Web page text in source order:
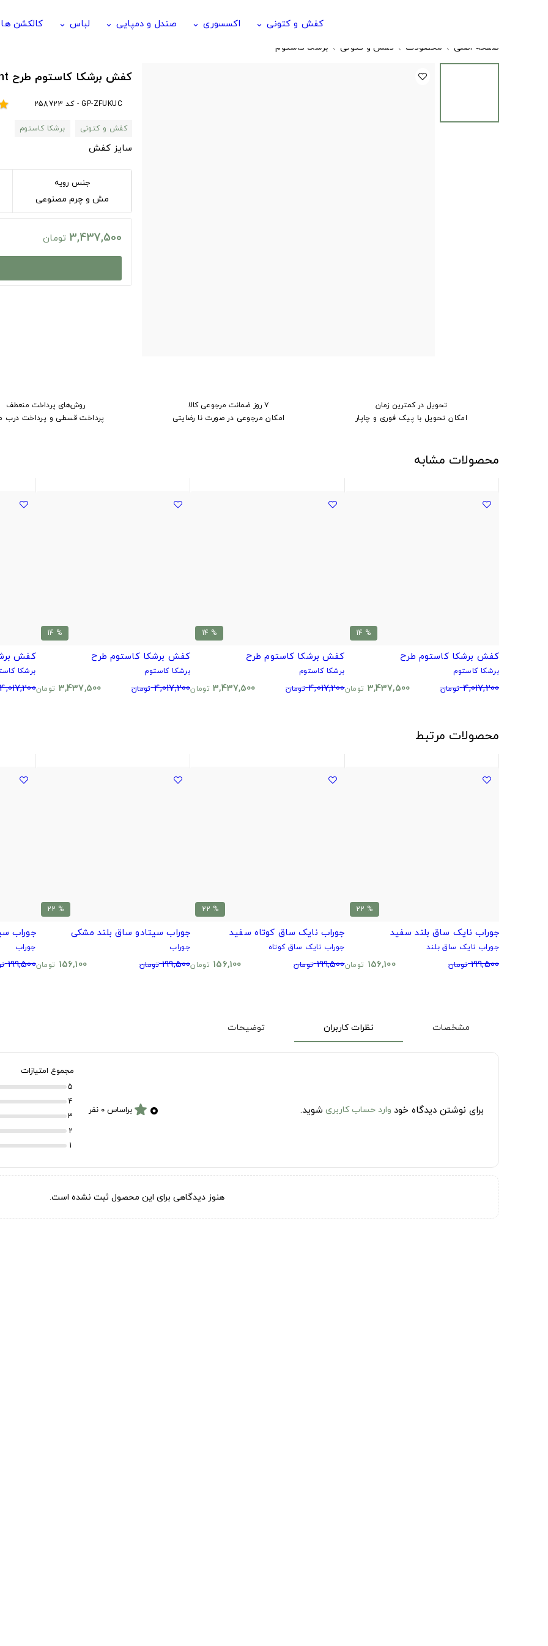
کفش و کتونی keyboard_arrow_down اکسسوری keyboard_arrow_down صندل و دمپایی keyboard_arrow_down لباس keyboard_arrow_down کالکشن ها
صفحه اصلی محصولات کفش و کتونی برشکا کاستوم
کفش برشکا کاستوم طرح Angelus Professional Paint
GP-ZFUKUC - کد 258723
کفش و کتونی
برشکا کاستوم
سایز کفش
جنس رویه
مش و چرم مصنوعی
3,437,500 تومان
تحویل در کمترین زمان
امکان تحویل با پیک فوری و چاپار
۷ روز ضمانت مرجوعی کالا
امکان مرجوعی در صورت نا رضایتی
روش‌های پرداخت منعطف
پرداخت قسطی و پرداخت درب
محصولات مشابه
% 14
کفش برشکا کاستوم طرح
برشکا کاستوم
4,017,200 تومان 3,437,500 تومان
% 14
کفش برشکا کاستوم طرح
برشکا کاستوم
4,017,200 تومان 3,437,500 تومان
% 14
کفش برشکا کاستوم طرح
برشکا کاستوم
4,017,200 تومان 3,437,500 تومان
کفش
برشکا
4,017,200
محصولات مرتبط
% 22
جوراب نایک ساق بلند سفید
جوراب نایک ساق بلند
199,500 تومان 156,100 تومان
% 22
جوراب نایک ساق کوتاه سفید
جوراب نایک ساق کوتاه
199,500 تومان 156,100 تومان
% 22
جوراب سیتادو ساق بلند مشکی
جوراب
199,500 تومان 156,100 تومان
جوراب
جوراب
199,500
مشخصات نظرات کاربران توضیحات
برای نوشتن دیدگاه خود وارد حساب کاربری شوید. ۰ starبراساس 0 نفر
مجموع امتیازات
5
4
3
2
1
هنوز دیدگاهی برای این محصول ثبت نشده است.